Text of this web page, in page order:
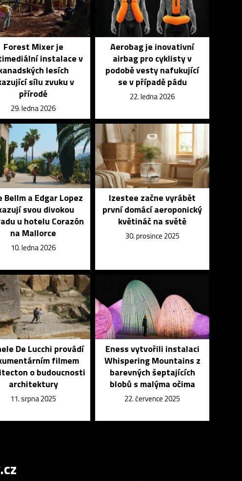
Forest Mixer je
instalace v
lesích
sílu zvuku v
přírodě
29. ledna 2026
Aerobag je inovativní
airbag pro cyklisty v
podobě vesty nafukující
se v případě pádu
22. ledna 2026
Bellm a Edgar Lopez
svou divokou
u hotelu Corazón
na Mallorce
10. ledna 2026
Izestee začne vyrábět
první domácí aeroponický
květináč na světě
30. prosince 2025
De Lucchi provádí
filmem
o budoucnosti
architektury
11. srpna 2025
Eness vytvořili instalaci
Whispering Mountains z
barevných šeptajících
blobů s malýma očima
22. července 2025